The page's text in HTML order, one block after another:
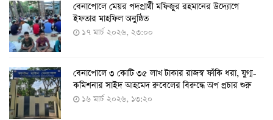
দেশেই তৈরি হলো করোনা পরীক্ষার কিট, সময় লাগবে ৪-৫
ঘণ্টা
৭ আগস্ট ২০২২, ১৪:০৩
১১ আগস্ট থেকে পরীক্ষামূলকভাবে শুরু শিশুদের করোনা টিকা
দেওয়া
৭ আগস্ট ২০২২, ১৩:৫৩
বেনাপোলে মেয়র পদপ্রার্থী মফিজুর রহমানের উদ্যোগে
ইফতার মাহফিল অনুষ্ঠিত
১৭ মার্চ ২০২৬, ২৩:০০
বেনাপোলে ৩ কোটি ৩৫ লাখ টাকার রাজস্ব ফাঁকি ধরা, যুগ্ম-
কমিশনার সাইদ আহমেদ রুবেলের বিরুদ্ধে অপ প্রচার শুরু
১৬ মার্চ ২০২৬, ১৩:২০